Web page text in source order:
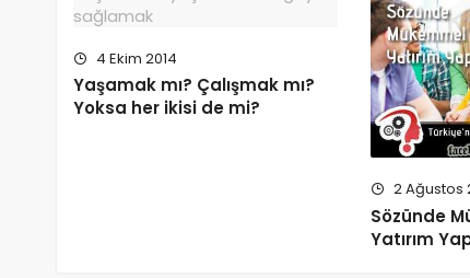
4 Ekim 2014
Yaşamak mı? Çalışmak mı?
Yoksa her ikisi de mi?
2 Ağustos
Sözünde
Yatırım